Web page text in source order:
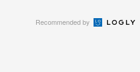
Recommended by